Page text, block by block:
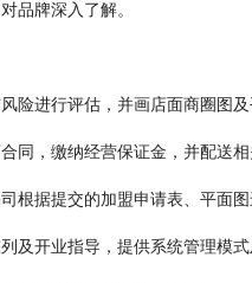
品牌深入了解。
险进行评估，并画店面商圈图
同，缴纳经营保证金，并配送相
根据提交的加盟申请表、平面图
及开业指导，提供系统管理模式